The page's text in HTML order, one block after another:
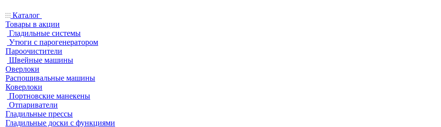
Каталог
Товары в акции
Гладильные системы
Утюги с парогенератором
Пароочистители
Швейные машины
Оверлоки
Распошивальные машины
Коверлоки
Портновские манекены
Отпариватели
Гладильные прессы
Гладильные доски с функциями